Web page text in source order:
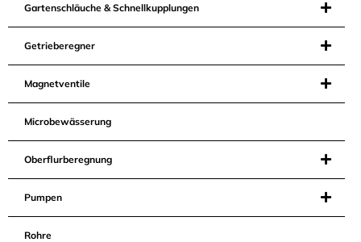
Gartenschläuche & Schnellkupplungen
Getrieberegner
Magnetventile
Microbewässerung
Oberflurberegnung
Pumpen
Rohre